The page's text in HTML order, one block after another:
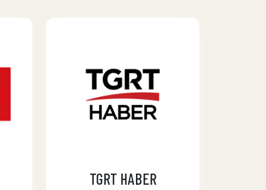
TGRT HABER